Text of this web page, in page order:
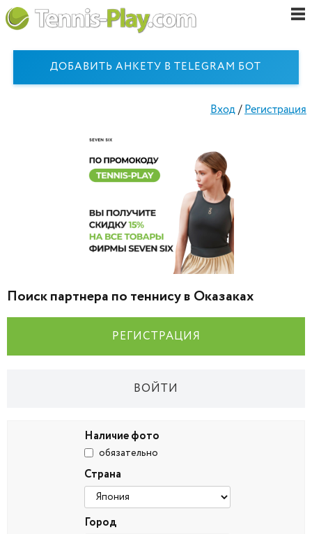
ДОБАВИТЬ АНКЕТУ В TELEGRAM БОТ
Вход/Регистрация
Поиск партнера по теннису в Оказаках
РЕГИСТРАЦИЯ
ВОЙТИ
Наличие фото
обязательно
Страна
Город